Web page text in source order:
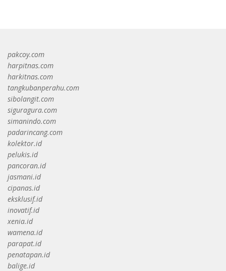
pakcoy.com
harpitnas.com
harkitnas.com
tangkubanperahu.com
sibolangit.com
siguragura.com
simanindo.com
padarincang.com
kolektor.id
pelukis.id
pancoran.id
jasmani.id
cipanas.id
eksklusif.id
inovatif.id
xenia.id
wamena.id
parapat.id
penatapan.id
balige.id